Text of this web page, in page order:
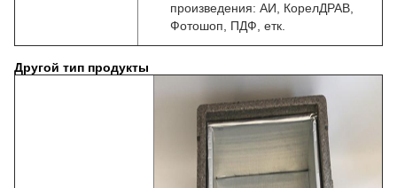
произведения: АИ, КорелДРАВ,
Фотошоп, ПДФ, етк.
Другой тип продукты